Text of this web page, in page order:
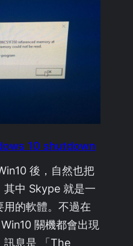
10 shutdown
後，自然也把
其中 Skype 就是一
的軟體。不過在
關機都會出現
訊息是 「The